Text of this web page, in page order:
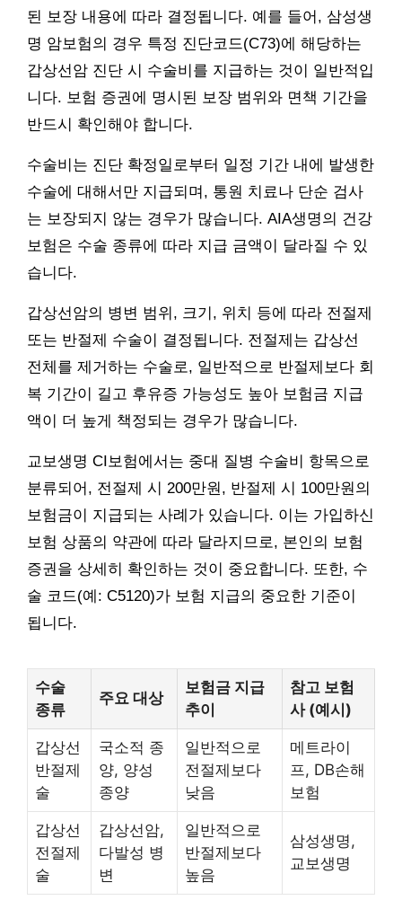
된 보장 내용에 따라 결정됩니다. 예를 들어, 삼성생
명 암보험의 경우 특정 진단코드(C73)에 해당하는
갑상선암 진단 시 수술비를 지급하는 것이 일반적입
니다. 보험 증권에 명시된 보장 범위와 면책 기간을
반드시 확인해야 합니다.
수술비는 진단 확정일로부터 일정 기간 내에 발생한
수술에 대해서만 지급되며, 통원 치료나 단순 검사
는 보장되지 않는 경우가 많습니다. AIA생명의 건강
보험은 수술 종류에 따라 지급 금액이 달라질 수 있
습니다.
갑상선암의 병변 범위, 크기, 위치 등에 따라 전절제
또는 반절제 수술이 결정됩니다. 전절제는 갑상선
전체를 제거하는 수술로, 일반적으로 반절제보다 회
복 기간이 길고 후유증 가능성도 높아 보험금 지급
액이 더 높게 책정되는 경우가 많습니다.
교보생명 CI보험에서는 중대 질병 수술비 항목으로
분류되어, 전절제 시 200만원, 반절제 시 100만원의
보험금이 지급되는 사례가 있습니다. 이는 가입하신
보험 상품의 약관에 따라 달라지므로, 본인의 보험
증권을 상세히 확인하는 것이 중요합니다. 또한, 수
술 코드(예: C5120)가 보험 지급의 중요한 기준이
됩니다.
수술
종류
주요 대상
보험금 지급
추이
참고 보험
사 (예시)
갑상선
반절제
술
국소적 종
양, 양성
종양
일반적으로
전절제보다
낮음
메트라이
프, DB손해
보험
갑상선
전절제
술
갑상선암,
다발성 병
변
일반적으로
반절제보다
높음
삼성생명,
교보생명